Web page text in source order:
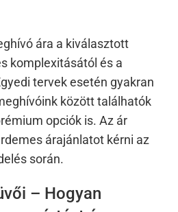
ára a kiválasztott
komplexitásától és a
tervek esetén gyakran
között találhatók
opciók is. Az ár
árajánlatot kérni az
során.
– Hogyan